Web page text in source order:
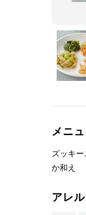
メニ
ズッキ
か和え
アレ